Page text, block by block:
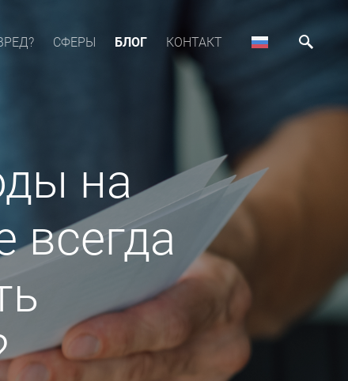
СФЕРЫ БЛОГ КОНТАКТ
на